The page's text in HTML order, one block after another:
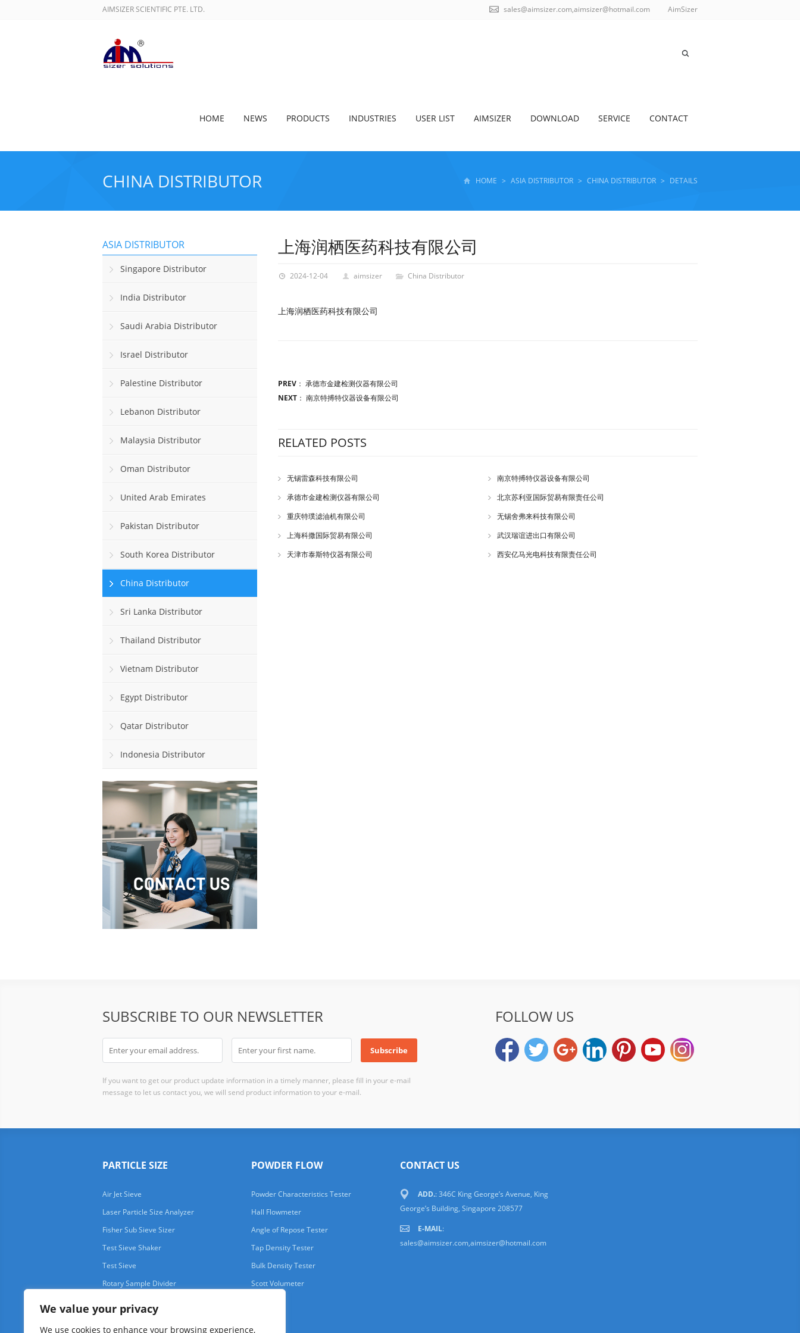
We value your privacy
We use cookies to enhance your browsing experience,
AIMSIZER SCIENTIFIC PTE. LTD. AimSizer
sales@aimsizer.com,aimsizer@hotmail.com
HOME NEWS PRODUCTS INDUSTRIES USER LIST AIMSIZER DOWNLOAD SERVICE CONTACT
CHINA DISTRIBUTOR HOME > ASIA DISTRIBUTOR > CHINA DISTRIBUTOR > DETAILS
上海润栖医药科技有限公司
2024-12-04 aimsizer China Distributor
上海润栖医药科技有限公司
PREV ： 承德市金建检测仪器有限公司
NEXT ： 南京特搏特仪器设备有限公司
RELATED POSTS
无锡雷森科技有限公司
南京特搏特仪器设备有限公司
承德市金建检测仪器有限公司
北京苏利亚国际贸易有限责任公司
重庆特璞滤油机有限公司
无锡舍弗来科技有限公司
上海科撒国际贸易有限公司
武汉瑞谊进出口有限公司
天津市泰斯特仪器有限公司
西安亿马光电科技有限责任公司
ASIA DISTRIBUTOR
Singapore Distributor
India Distributor
Saudi Arabia Distributor
Israel Distributor
Palestine Distributor
Lebanon Distributor
Malaysia Distributor
Oman Distributor
United Arab Emirates
Pakistan Distributor
South Korea Distributor
China Distributor
Sri Lanka Distributor
Thailand Distributor
Vietnam Distributor
Egypt Distributor
Qatar Distributor
Indonesia Distributor
SUBSCRIBE TO OUR NEWSLETTER
If you want to get our product update information in a timely manner, please fill in your e-mail
message to let us contact you, we will send product information to your e-mail.
FOLLOW US
PARTICLE SIZE
Air Jet Sieve
Laser Particle Size Analyzer
Fisher Sub Sieve Sizer
Test Sieve Shaker
Test Sieve
Rotary Sample Divider
POWDER FLOW
Powder Characteristics Tester
Hall Flowmeter
Angle of Repose Tester
Tap Density Tester
Bulk Density Tester
Scott Volumeter
CONTACT US
ADD.: 346C King George’s Avenue, King
George’s Building, Singapore 208577
E-MAIL:
sales@aimsizer.com,aimsizer@hotmail.com